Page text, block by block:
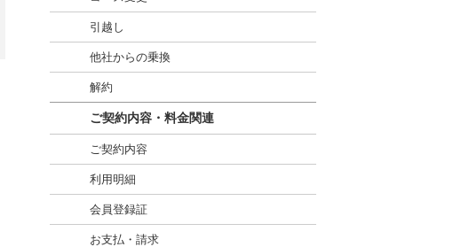
引越し
他社からの乗換
解約
ご契約内容・料金関連
ご契約内容
利用明細
会員登録証
お支払・請求